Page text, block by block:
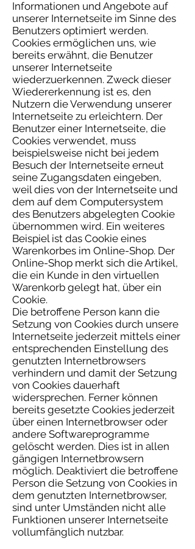
Informationen und Angebote auf
unserer Internetseite im Sinne des
Benutzers optimiert werden.
Cookies ermöglichen uns, wie
bereits erwähnt, die Benutzer
unserer Internetseite
wiederzuerkennen. Zweck dieser
Wiedererkennung ist es, den
Nutzern die Verwendung unserer
Internetseite zu erleichtern. Der
Benutzer einer Internetseite, die
Cookies verwendet, muss
beispielsweise nicht bei jedem
Besuch der Internetseite erneut
seine Zugangsdaten eingeben,
weil dies von der Internetseite und
dem auf dem Computersystem
des Benutzers abgelegten Cookie
übernommen wird. Ein weiteres
Beispiel ist das Cookie eines
Warenkorbes im Online-Shop. Der
Online-Shop merkt sich die Artikel,
die ein Kunde in den virtuellen
Warenkorb gelegt hat, über ein
Cookie.
Die betroffene Person kann die
Setzung von Cookies durch unsere
Internetseite jederzeit mittels einer
entsprechenden Einstellung des
genutzten Internetbrowsers
verhindern und damit der Setzung
von Cookies dauerhaft
widersprechen. Ferner können
bereits gesetzte Cookies jederzeit
über einen Internetbrowser oder
andere Softwareprogramme
gelöscht werden. Dies ist in allen
gängigen Internetbrowsern
möglich. Deaktiviert die betroffene
Person die Setzung von Cookies in
dem genutzten Internetbrowser,
sind unter Umständen nicht alle
Funktionen unserer Internetseite
vollumfänglich nutzbar.